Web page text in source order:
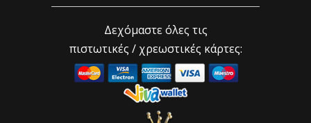
Δεχόμαστε όλες τις
πιστωτικές / χρεωστικές κάρτες: